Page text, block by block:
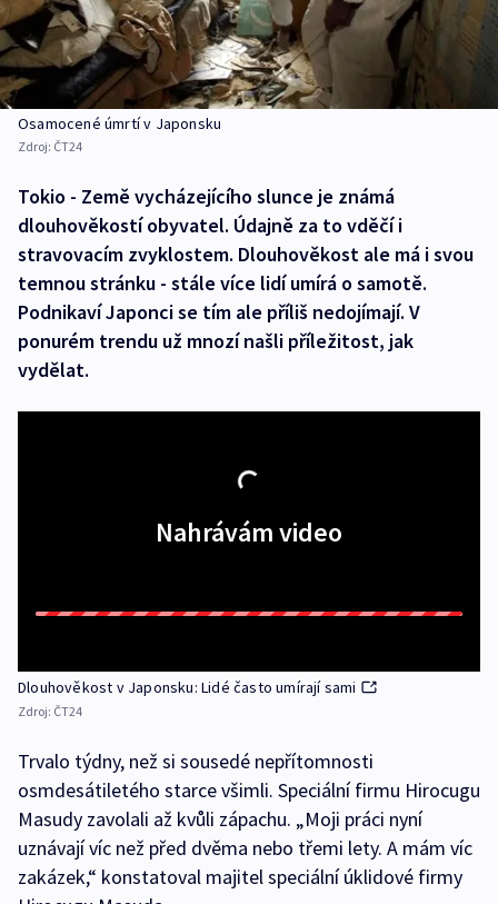
Osamocené úmrtí v Japonsku
Zdroj: ČT24
Tokio - Země vycházejícího slunce je známá
dlouhověkostí obyvatel. Údajně za to vděčí i
stravovacím zvyklostem. Dlouhověkost ale má i svou
temnou stránku - stále více lidí umírá o samotě.
Podnikaví Japonci se tím ale příliš nedojímají. V
ponurém trendu už mnozí našli příležitost, jak
vydělat.
Nahrávám video
Dlouhověkost v Japonsku: Lidé často umírají sami
Zdroj: ČT24
Trvalo týdny, než si sousedé nepřítomnosti
osmdesátiletého starce všimli. Speciální firmu Hirocugu
Masudy zavolali až kvůli zápachu. „Moji práci nyní
uznávají víc než před dvěma nebo třemi lety. A mám víc
zakázek,“ konstatoval majitel speciální úklidové firmy